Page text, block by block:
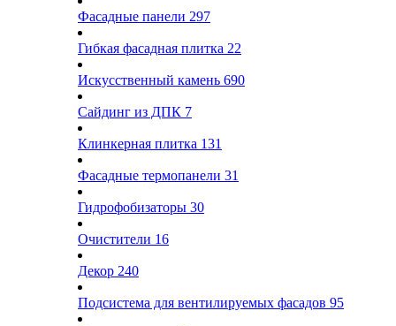
Фасадные панели 297
Гибкая фасадная плитка 22
Искусственный камень 690
Сайдинг из ДПК 7
Клинкерная плитка 131
Фасадные термопанели 31
Гидрофобизаторы 30
Очистители 16
Декор 240
Подсистема для вентилируемых фасадов 95